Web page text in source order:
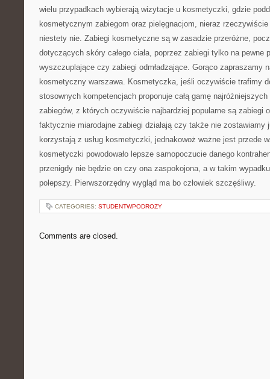
wielu przypadkach wybierają wizytacje u kosmetyczki, gdzie
kosmetycznym zabiegom oraz pielęgnacjom, nieraz
niestety nie. Zabiegi kosmetyczne są w zasadzie przeróżne,
dotyczących skóry całego ciała, poprzez zabiegi tylko na pewne
wyszczuplające czy zabiegi odmładzające. Gorąco zapraszamy
kosmetyczny warszawa. Kosmetyczka, jeśli oczywiście trafimy
stosownych kompetencjach proponuje całą gamę
zabiegów, z których oczywiście najbardziej popularne są zabiegi
faktycznie miarodajne zabiegi działają czy także nie zostawiamy
korzystają z usług kosmetyczki, jednakowoż ważne jest przede
kosmetyczki powodowało lepsze samopoczucie danego
przenigdy nie będzie on czy ona zaspokojona, a w takim
polepszy. Pierwszorzędny wygląd ma bo człowiek szczęśliwy.
CATEGORIES: STUDENTWPODROZY
Comments are closed.